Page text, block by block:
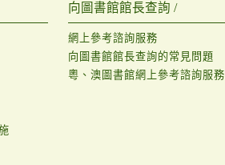
向圖書館館長查詢 /
網上參考諮詢服務
向圖書館館長查詢的常見問題
粵、澳圖書館網上參考諮詢服務